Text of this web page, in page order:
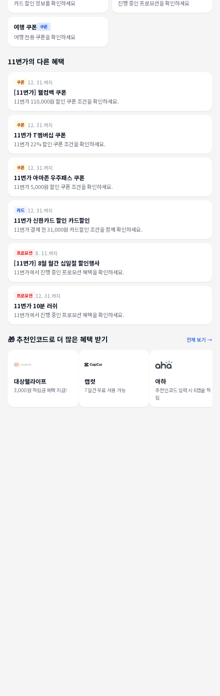
카드 할인 정보를 확인하세요 진행 중인 프로모션을 확인하세요
여행 쿠폰 쿠폰
여행 전용 쿠폰을 확인하세요
11번가의 다른 혜택
쿠폰 12. 31.까지
[11번가] 웰컴백 쿠폰
11번가 110,000원 할인 쿠폰 조건을 확인하세요.
쿠폰 12. 31.까지
11번가 T멤버십 쿠폰
11번가 22% 할인 쿠폰 조건을 확인하세요.
쿠폰 12. 31.까지
11번가 아마존 우주패스 쿠폰
11번가 5,000원 할인 쿠폰 조건을 확인하세요.
카드 12. 31.까지
11번가 신한카드 할인 카드할인
11번가 결제 전 31,000원 카드할인 조건을 함께 확인하세요.
프로모션 8. 11.까지
[11번가] 8월 월간 십일절 할인행사
11번가에서 진행 중인 프로모션 혜택을 확인하세요.
프로모션 12. 31.까지
11번가 10분 러쉬
11번가에서 진행 중인 프로모션 혜택을 확인하세요.
🎁 추천인코드로 더 많은 혜택 받기 전체 보기 →
대상웰라이프
3,000원 적립금 혜택 지급!
캡컷
7일간 무료 사용 가능
아하
추천인코드 입력 시 6캡슐 적
립